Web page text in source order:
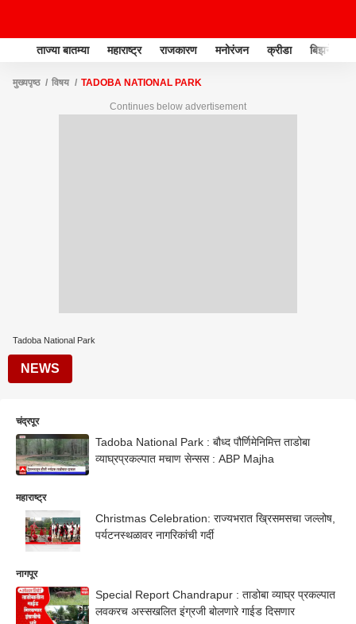
ताज्या बातम्या महाराष्ट्र राजकारण मनोरंजन क्रीडा बिझनेस
मुख्यपृष्ठ विषय TADOBA NATIONAL PARK
Continues below advertisement
Tadoba National Park
NEWS
चंद्रपूर
Tadoba National Park : बौध्द पौर्णिमेनिमित्त ताडोबा
व्याघ्रप्रकल्पात मचाण सेन्सस : ABP Majha
महाराष्ट्र
Christmas Celebration: राज्यभरात ख्रिसमसचा जल्लोष,
पर्यटनस्थळावर नागरिकांची गर्दी
नागपूर
Special Report Chandrapur : ताडोबा व्याघ्र प्रकल्पात
लवकरच अस्सखलित इंग्रजी बोलणारे गाईड दिसणार